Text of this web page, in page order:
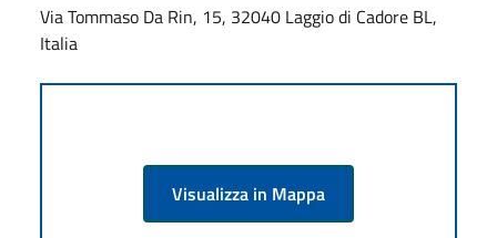
Via Tommaso Da Rin, 15, 32040 Laggio di Cadore BL,
Italia
Visualizza in Mappa